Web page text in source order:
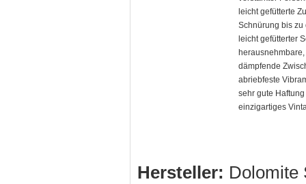
leicht gefütterte
Schnürung bis zu
leicht gefütterter
dämpfende
abriebfeste
sehr gute
einzigartiges
Hersteller: Dolomite